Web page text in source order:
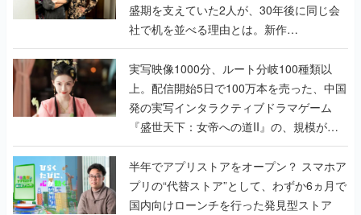
盛期を支えていた2人が、30年後に同じ会
社で机を並べる理由とは。新作
『TATSUJIN EXTREME』で初タッグを組
んだレジェンド2人に訊く開発秘話
実写映像1000分、ルート分岐100種類以
上。配信開始5日で100万本を売った、中国
発の実写インタラクティブドラマゲーム
『盛世天下：女帝への道II』の、規模が違
うこだわりをプロデューサーに聞いた
半年でアプリストアをオープン？ スマホア
プリの“代替ストア”として、わずか6ヵ月で
国内向けローンチを行った発見型ストア